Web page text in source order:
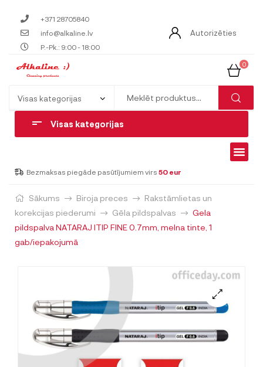
+371 28705840
info@alkaline.lv
P.-Pk.: 9:00 - 18:00
Autorizēties
0
Visas kategorijas
Bezmaksas piegāde pasūtījumiem virs 50 eur
Sākums Biroja preces
Rakstāmlietas un
korekcijas piederumi
Gēla pildspalvas
Gela
pildspalva NATARAJ ITIP FINE 0.7mm, melna tinte, 1
gab/iepakojumā